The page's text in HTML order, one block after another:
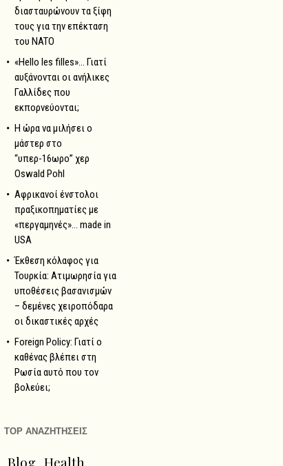
διασταυρώνουν τα ξίφη
τους για την επέκταση
του NATO
«Hello les filles»… Γιατί
αυξάνονται οι ανήλικες
Γαλλίδες που
εκπορνεύονται;
Η ώρα να μιλήσει ο
μάστερ στο
“υπερ-16ωρο” χερ
Oswald Pohl
Αφρικανοί ένστολοι
πραξικοπηματίες με
«περγαμηνές»… made in
USA
Έκθεση κόλαφος για
Τουρκία: Ατιμωρησία για
υποθέσεις βασανισμών
– δεμένες χειροπόδαρα
οι δικαστικές αρχές
Foreign Policy: Γιατί ο
καθένας βλέπει στη
Ρωσία αυτό που τον
βολεύει;
TOP ΑΝΑΖΗΤΗΣΕΙΣ
Blog Health